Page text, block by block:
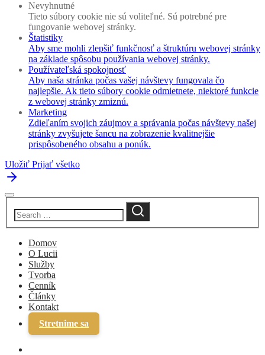
Nevyhnutné
Tieto súbory cookie nie sú voliteľné. Sú potrebné pre
fungovanie webovej stránky.
Štatistiky
Aby sme mohli zlepšiť funkčnosť a štruktúru webovej stránky
na základe spôsobu používania webovej stránky.
Používateľská spokojnosť
Aby naša stránka počas vašej návštevy fungovala čo
najlepšie. Ak tieto súbory cookie odmietnete, niektoré funkcie
z webovej stránky zmiznú.
Marketing
Zdieľaním svojich záujmov a správania počas návštevy našej
stránky zvyšujete šancu na zobrazenie kvalitnejšie
prispôsobeného obsahu a ponúk.
Uložiť Prijať všetko
Domov
O Lucii
Služby
Tvorba
Cenník
Články
Kontakt
Stretnime sa